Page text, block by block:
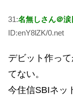
31:名無しさん＠涙
ID:enY8lZK/0.net
デビット作っ
てない。
今住信SBIネッ